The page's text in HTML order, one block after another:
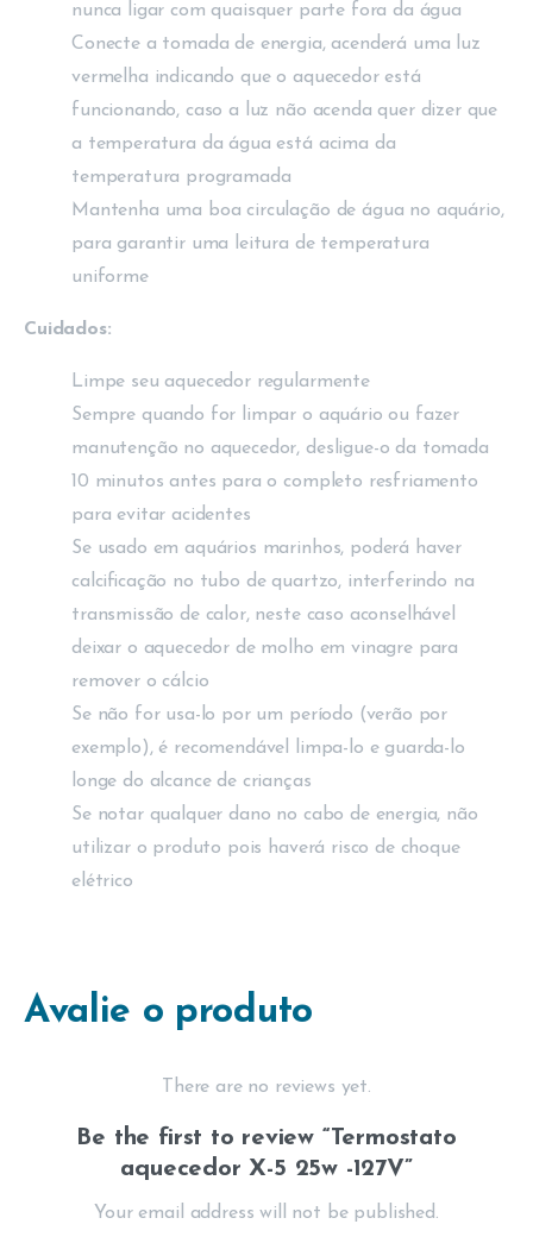
nunca ligar com quaisquer parte fora da água
Conecte a tomada de energia, acenderá uma luz
vermelha indicando que o aquecedor está
funcionando, caso a luz não acenda quer dizer que
a temperatura da água está acima da
temperatura programada
Mantenha uma boa circulação de água no aquário,
para garantir uma leitura de temperatura
uniforme
Cuidados:
Limpe seu aquecedor regularmente
Sempre quando for limpar o aquário ou fazer
manutenção no aquecedor, desligue-o da tomada
10 minutos antes para o completo resfriamento
para evitar acidentes
Se usado em aquários marinhos, poderá haver
calcificação no tubo de quartzo, interferindo na
transmissão de calor, neste caso aconselhável
deixar o aquecedor de molho em vinagre para
remover o cálcio
Se não for usa-lo por um período (verão por
exemplo), é recomendável limpa-lo e guarda-lo
longe do alcance de crianças
Se notar qualquer dano no cabo de energia, não
utilizar o produto pois haverá risco de choque
elétrico
Avalie o produto
There are no reviews yet.
Be the first to review “Termostato
aquecedor X-5 25w -127V”
Your email address will not be published.